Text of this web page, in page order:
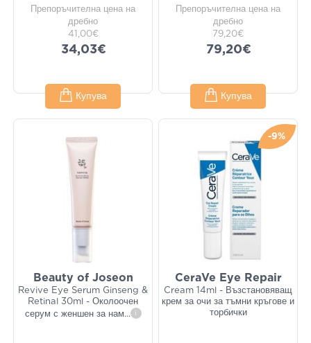
Препоръчителна цена на
дребно
41,00€
34,03€
Купува
Препоръчителна цена на
дребно
79,20€
79,20€
Купува
Beauty of Joseon
Revive Eye Serum Ginseng &
Retinal 30ml - Околоочен
серум с женшен за нам... i
-9%
CeraVe Eye Repair
Cream 14ml - Възстановяващ
крем за очи за тъмни кръгове и
торбички